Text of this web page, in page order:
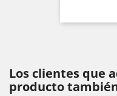
Los clientes que
producto